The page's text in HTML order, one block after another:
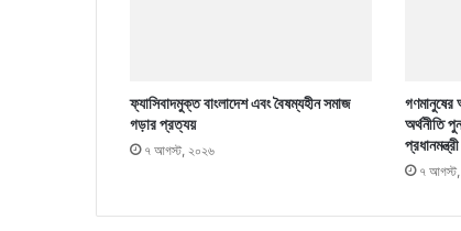
ফ্যাসিবাদমুক্ত বাংলাদেশ এবং বৈষম্যহীন সমাজ
গড়ার প্রত্যয়
৭ আগস্ট, ২০২৬
অর্থনীতি
৭